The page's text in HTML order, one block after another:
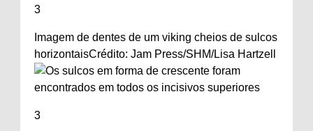
3
Imagem de dentes de um viking cheios de sulcos
horizontaisCrédito: Jam Press/SHM/Lisa Hartzell
3